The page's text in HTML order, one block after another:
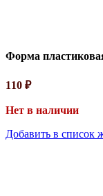
Форма
110 ₽
Нет в наличии
Добавить в список